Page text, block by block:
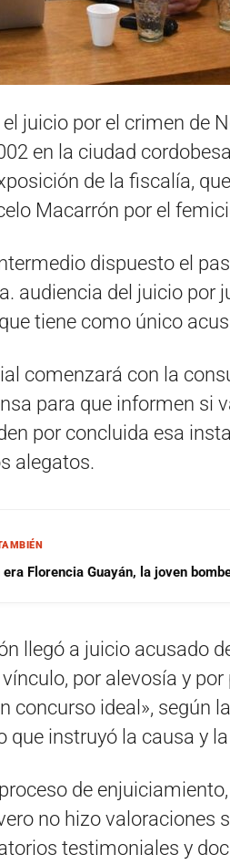
juicio por el crimen de
en la ciudad
de la fiscalía,
Macarrón por el
dispuesto el
audiencia del juicio por
tiene como único
comenzará con la
para que informen si
por concluida esa
alegatos.
era Florencia Guayán, la joven
llegó a juicio acusado
por alevosía y
concurso ideal», según
que instruyó la causa y
de
no hizo valoraciones
testimoniales y